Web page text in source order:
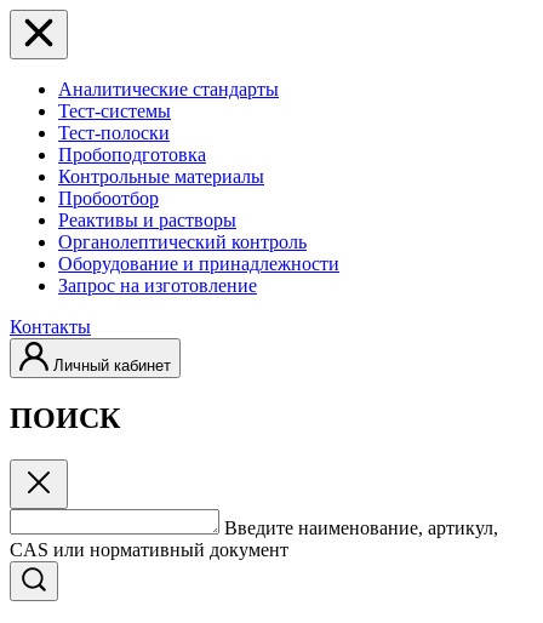
Аналитические стандарты
Тест-системы
Тест-полоски
Пробоподготовка
Контрольные материалы
Пробоотбор
Реактивы и растворы
Органолептический контроль
Оборудование и принадлежности
Запрос на изготовление
Контакты
Личный кабинет
ПОИСК
Введите наименование, артикул,
CAS или нормативный документ